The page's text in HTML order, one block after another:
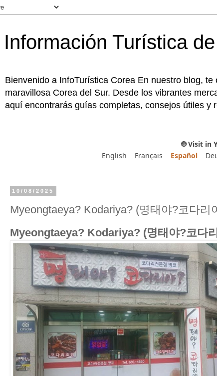
Información Turística
Bienvenido a InfoTurística Corea En nuestro blog,
maravillosa Corea del Sur. Desde los vibrantes
aquí encontrarás guías completas, consejos útiles y
🌐 Visit in
English
Français Español
10/08/2025
Myeongtaeya? Kodariya? (명태야?코다리
Myeongtaeya? Kodariya? (명태야?코다